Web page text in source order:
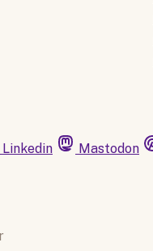
Linkedin Mastodon